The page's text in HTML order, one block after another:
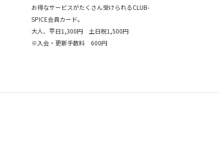
お得なサービスがたくさん受けられるCLUB-
SPICE会員カード。
大人、平日1,300円 土日祝1,500円
※入会・更新手数料 600円